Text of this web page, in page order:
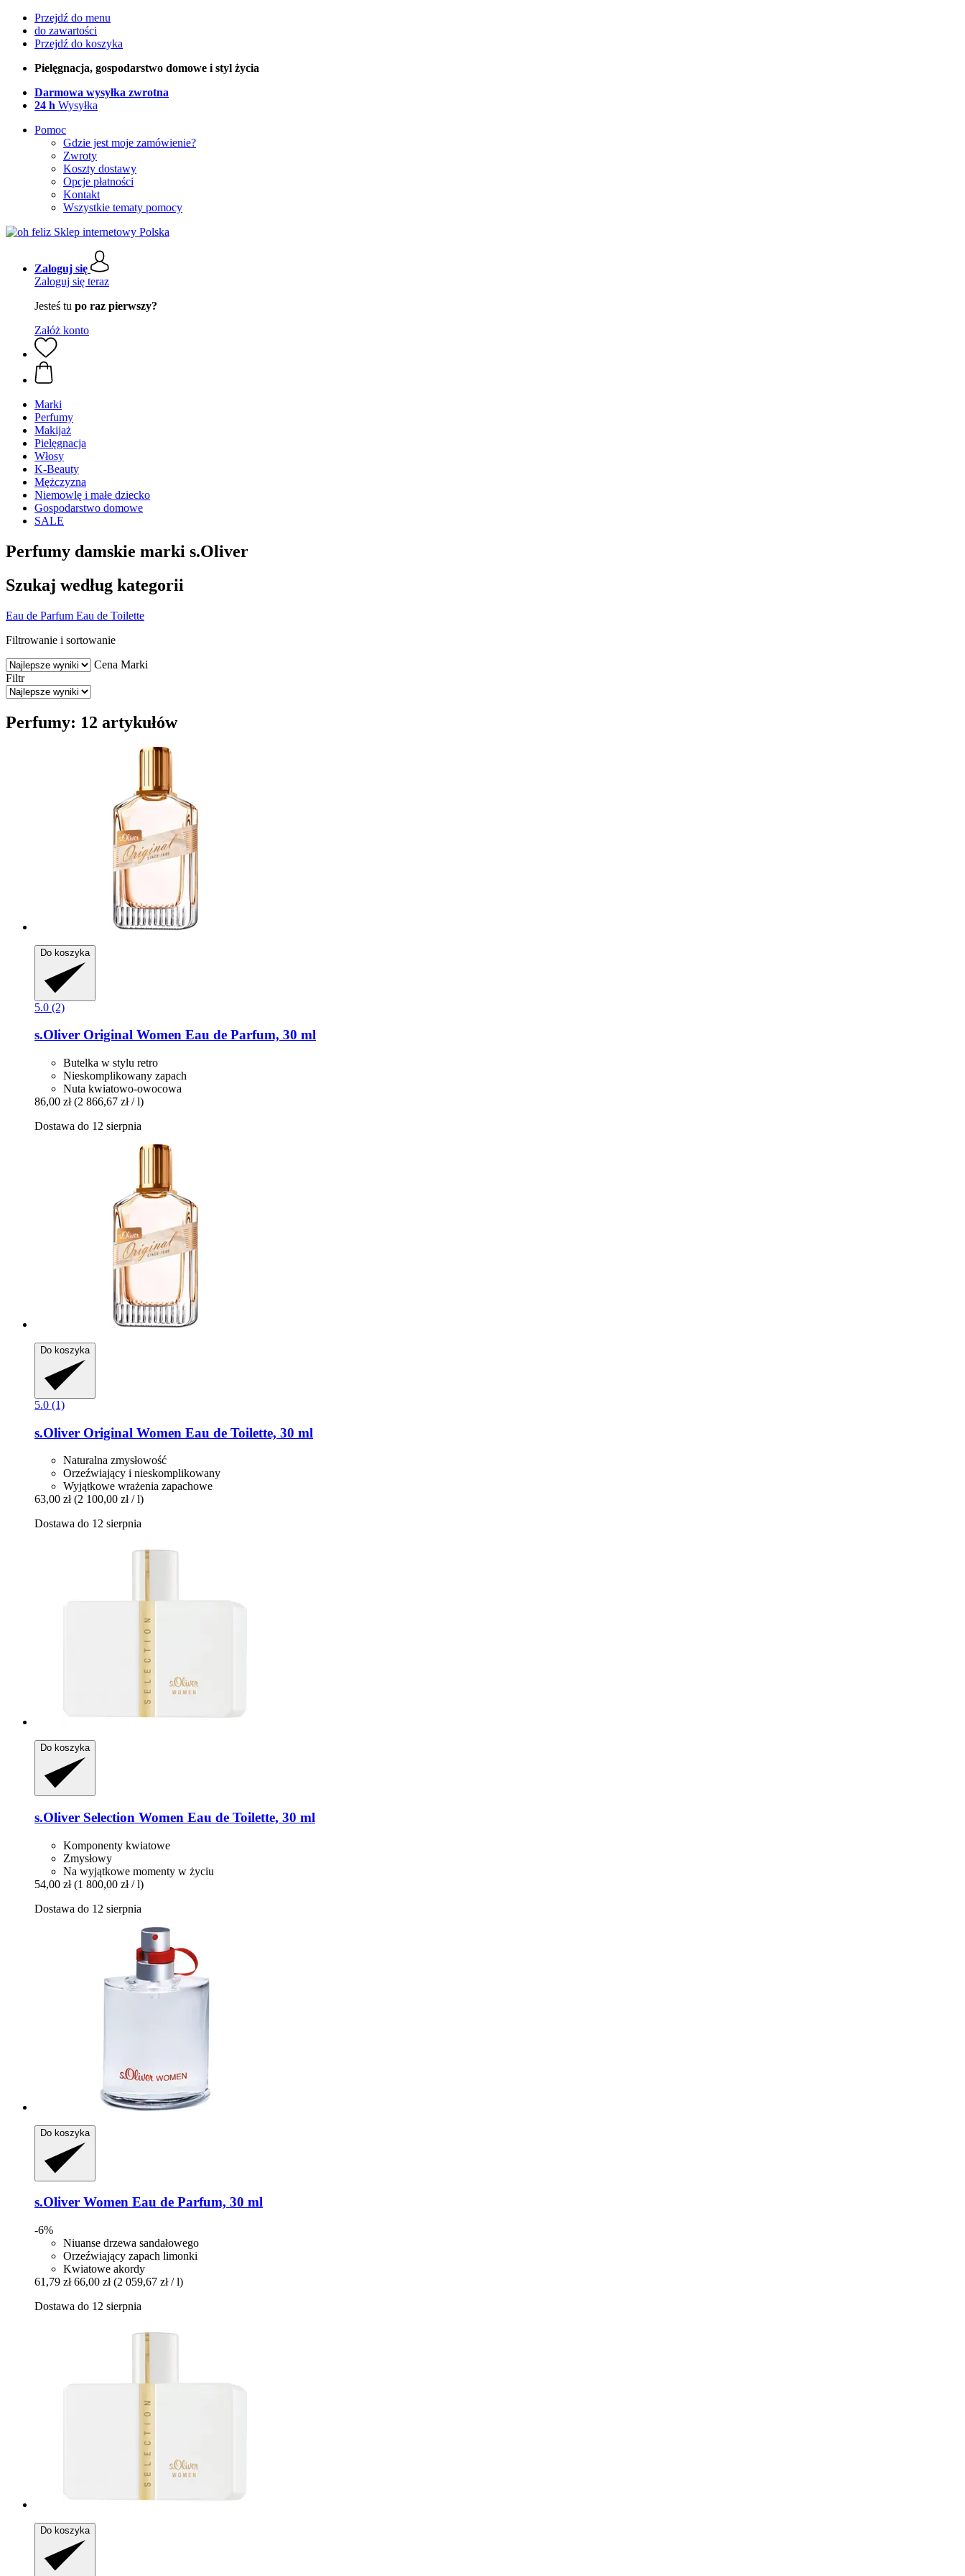
Przejdź do menu
do zawartości
Przejdź do koszyka
Pielęgnacja, gospodarstwo domowe i styl życia
Darmowa wysyłka zwrotna
24 h Wysyłka
Pomoc
Gdzie jest moje zamówienie?
Zwroty
Koszty dostawy
Opcje płatności
Kontakt
Wszystkie tematy pomocy
Zaloguj się
Zaloguj się teraz
Jesteś tu po raz pierwszy?
Załóż konto
Marki
Perfumy
Makijaż
Pielęgnacja
Włosy
K-Beauty
Mężczyzna
Niemowlę i małe dziecko
Gospodarstwo domowe
SALE
Perfumy damskie marki s.Oliver
Szukaj według kategorii
Eau de Parfum Eau de Toilette
Filtrowanie i sortowanie
Cena Marki
Filtr
Perfumy: 12 artykułów
Do koszyka
5.0 (2)
s.Oliver Original Women Eau de Parfum, 30 ml
Butelka w stylu retro
Nieskomplikowany zapach
Nuta kwiatowo-owocowa
86,00 zł (2 866,67 zł / l)
Dostawa do 12 sierpnia
Do koszyka
5.0 (1)
s.Oliver Original Women Eau de Toilette, 30 ml
Naturalna zmysłowość
Orzeźwiający i nieskomplikowany
Wyjątkowe wrażenia zapachowe
63,00 zł (2 100,00 zł / l)
Dostawa do 12 sierpnia
Do koszyka
s.Oliver Selection Women Eau de Toilette, 30 ml
Komponenty kwiatowe
Zmysłowy
Na wyjątkowe momenty w życiu
54,00 zł (1 800,00 zł / l)
Dostawa do 12 sierpnia
Do koszyka
s.Oliver Women Eau de Parfum, 30 ml
-6%
Niuanse drzewa sandałowego
Orzeźwiający zapach limonki
Kwiatowe akordy
61,79 zł 66,00 zł (2 059,67 zł / l)
Dostawa do 12 sierpnia
Do koszyka